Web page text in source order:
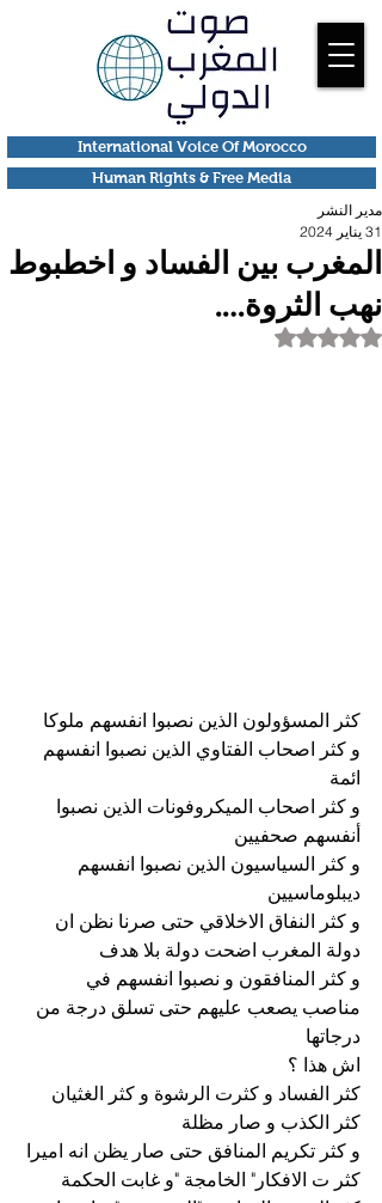
Human Rights & Free Media
International Voice Of Morocco
المغرب بين الفساد و اخطبوط
نهب الثروة….
مدير النشر
31 يناير 2024
تم التقييم بـ ليس رقمًا من أصل 5 نجوم.
كثر المسؤولون الذين نصبوا انفسهم ملوكا
و كثر اصحاب الفتاوي الذين نصبوا انفسهم
ائمة
و كثر اصحاب الميكروفونات الذين نصبوا
أنفسهم صحفيين
و كثر السياسيون الذين نصبوا انفسهم
ديبلوماسيين
و كثر النفاق الاخلاقي حتى صرنا نظن ان
دولة المغرب اضحت دولة بلا هدف
و كثر المنافقون و نصبوا انفسهم في
مناصب يصعب عليهم حتى تسلق درجة من
درجاتها
اش هذا ؟
كثر الفساد و كثرت الرشوة و كثر الغثيان
كثر الكذب و صار مظلة
و كثر تكريم المنافق حتى صار يظن انه اميرا
كثر ت الافكار" الخامجة "و غابت الحكمة